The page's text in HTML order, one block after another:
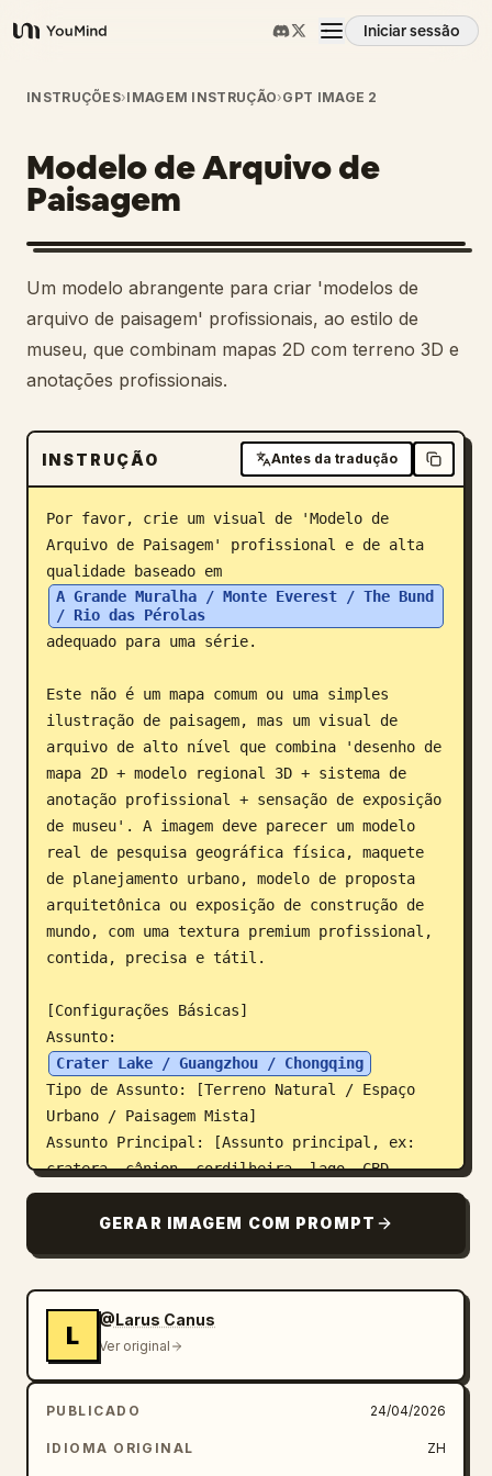
YouMind
Iniciar sessão
Visão geral
Casos de uso
Habilidades
Prompts
Preços
Transferir
Blogue
Atualizações
INSTRUÇÕES›IMAGEM INSTRUÇÃO›GPT IMAGE 2
Modelo de Arquivo de
Paisagem
Um modelo abrangente para criar 'modelos de
arquivo de paisagem' profissionais, ao estilo de
museu, que combinam mapas 2D com terreno 3D e
anotações profissionais.
INSTRUÇÃO Antes da tradução
Por favor, crie um visual de 'Modelo de
Arquivo de Paisagem' profissional e de alta
qualidade baseado em
A Grande Muralha / Monte Everest / The Bund
/ Rio das Pérolas
adequado para uma série.
Este não é um mapa comum ou uma simples
ilustração de paisagem, mas um visual de
arquivo de alto nível que combina 'desenho de
mapa 2D + modelo regional 3D + sistema de
anotação profissional + sensação de exposição
de museu'. A imagem deve parecer um modelo
real de pesquisa geográfica física, maquete
de planejamento urbano, modelo de proposta
arquitetônica ou exposição de construção de
mundo, com uma textura premium profissional,
contida, precisa e tátil.
[Configurações Básicas]
Assunto:
Crater Lake / Guangzhou / Chongqing
Tipo de Assunto: [Terreno Natural / Espaço
Urbano / Paisagem Mista]
Assunto Principal: [Assunto principal, ex:
cratera, cânion, cordilheira, lago, CBD,
centro histórico, conjunto de marcos, cidade
insular, ruínas, área urbana principal]
/ exibição de coleção de cenários]
Estilo:
estilo de levantamento geográfico, estilo
proposta arquitetônica, estilo de arquivo
GERAR IMAGEM COM PROMPT
L
@Larus Canus
Ver original
PUBLICADO 24/04/2026
IDIOMA ORIGINAL ZH